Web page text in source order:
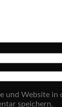
und Website in
speichern.